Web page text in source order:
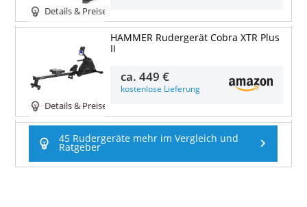
Details & Preise
Details & Preise
HAMMER Rudergerät Cobra XTR Plus
II
ca.449 €
kostenlose Lieferung
45 Rudergeräte mehr im Vergleich und
Ratgeber